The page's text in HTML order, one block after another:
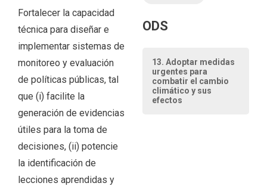
Fortalecer la capacidad
técnica para diseñar e
implementar sistemas de
monitoreo y evaluación
de políticas públicas, tal
que (i) facilite la
generación de evidencias
útiles para la toma de
decisiones, (ii) potencie
la identificación de
lecciones aprendidas y
ODS
13. Adoptar medidas
urgentes para
combatir el cambio
climático y sus
efectos